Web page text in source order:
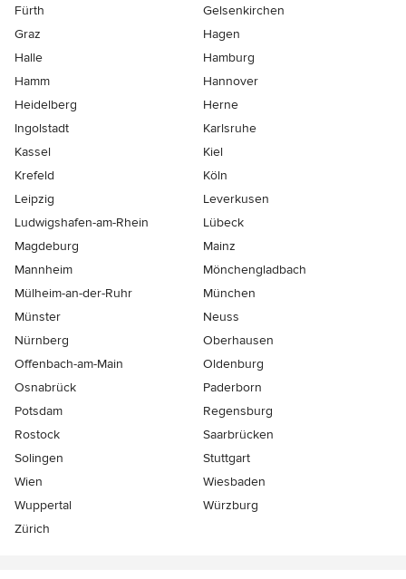
Fürth
Gelsenkirchen
Graz
Hagen
Halle
Hamburg
Hamm
Hannover
Heidelberg
Herne
Ingolstadt
Karlsruhe
Kassel
Kiel
Krefeld
Köln
Leipzig
Leverkusen
Ludwigshafen-am-Rhein
Lübeck
Magdeburg
Mainz
Mannheim
Mönchen­gladbach
Mülheim-an-der-Ruhr
München
Münster
Neuss
Nürnberg
Oberhausen
Offenbach-am-Main
Oldenburg
Osnabrück
Paderborn
Potsdam
Regensburg
Rostock
Saarbrücken
Solingen
Stuttgart
Wien
Wiesbaden
Wuppertal
Würzburg
Zürich